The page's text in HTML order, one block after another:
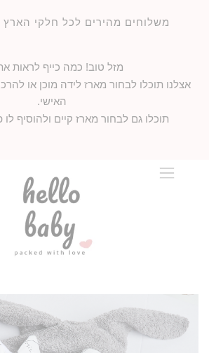
משלוחים מהירים לכל חלקי הארץ
מזל טוב! כמה כייף לראות
אצלנו תוכלו לבחור מארז לידה מוכן או
האישי.
תוכלו גם לבחור מארז קיים ולהוסיף לו